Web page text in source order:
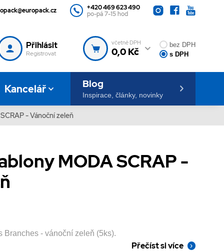
+420 469 623 490
po-pá 7-15 hod
Přihlásit
Registrovat
včetně DPH
0,0 Kč
bez DPH
s DPH
Kancelář Blog
Inspirace, články, novinky
- Vánoční zeleň
MODA SCRAP -
Branches - vánoční zeleň (5ks).
Přečíst si více